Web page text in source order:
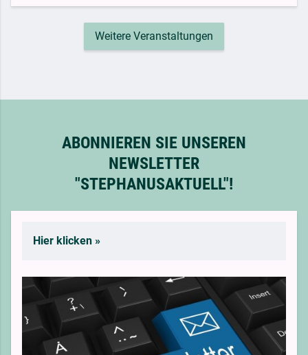
Weitere Veranstaltungen
ABONNIEREN SIE UNSEREN
NEWSLETTER
"STEPHANUSAKTUELL"!
Hier klicken